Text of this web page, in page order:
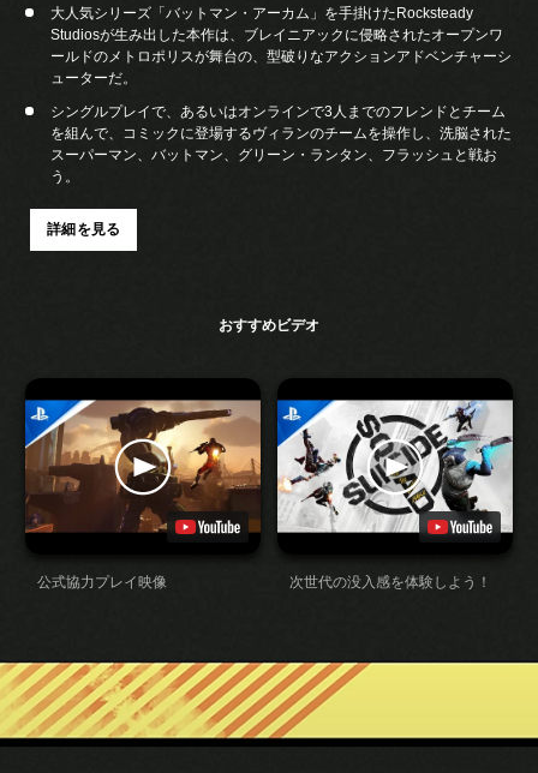
大人気シリーズ「バットマン・アーカム」を手掛けたRocksteady
Studiosが生み出した本作は、ブレイニアックに侵略されたオープンワ
ールドのメトロポリスが舞台の、型破りなアクションアドベンチャーシ
ューターだ。
シングルプレイで、あるいはオンラインで3人までのフレンドとチーム
を組んで、コミックに登場するヴィランのチームを操作し、洗脳された
スーパーマン、バットマン、グリーン・ランタン、フラッシュと戦お
う。
詳細を見る
おすすめビデオ
公式協力プレイ映像 次世代の没入感を体験しよう！